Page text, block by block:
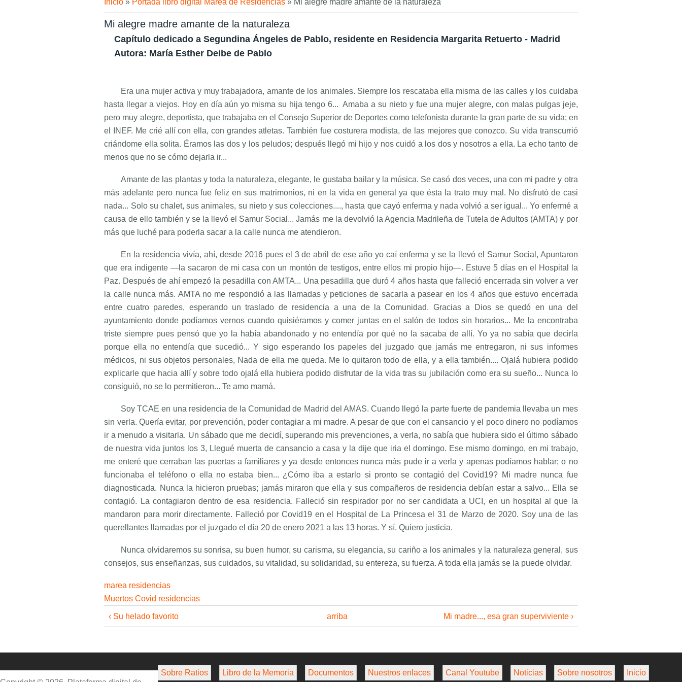
Mi alegre madre amante de la naturaleza
Capítulo dedicado a Segundina Ángeles de Pablo, residente en Residencia Margarita Retuerto - Madrid
Autora: María Esther Deibe de Pablo
Era una mujer activa y muy trabajadora, amante de los animales. Siempre los rescataba ella misma de las calles y los cuidaba
hasta llegar a viejos. Hoy en día aún yo misma su hija tengo 6... Amaba a su nieto y fue una mujer alegre, con malas pulgas jeje,
pero muy alegre, deportista, que trabajaba en el Consejo Superior de Deportes como telefonista durante la gran parte de su vida; en
el INEF. Me crié allí con ella, con grandes atletas. También fue costurera modista, de las mejores que conozco. Su vida transcurrió
criándome ella solita. Éramos las dos y los peludos; después llegó mi hijo y nos cuidó a los dos y nosotros a ella. La echo tanto de
menos que no se cómo dejarla ir...
Amante de las plantas y toda la naturaleza, elegante, le gustaba bailar y la música. Se casó dos veces, una con mi padre y otra
más adelante pero nunca fue feliz en sus matrimonios, ni en la vida en general ya que ésta la trato muy mal. No disfrutó de casi
nada... Solo su chalet, sus animales, su nieto y sus colecciones...., hasta que cayó enferma y nada volvió a ser igual... Yo enfermé a
causa de ello también y se la llevó el Samur Social... Jamás me la devolvió la Agencia Madrileña de Tutela de Adultos (AMTA) y por
más que luché para poderla sacar a la calle nunca me atendieron.
En la residencia vivía, ahí, desde 2016 pues el 3 de abril de ese año yo caí enferma y se la llevó el Samur Social, Apuntaron
que era indigente —la sacaron de mi casa con un montón de testigos, entre ellos mi propio hijo—. Estuve 5 días en el Hospital la
Paz. Después de ahí empezó la pesadilla con AMTA... Una pesadilla que duró 4 años hasta que falleció encerrada sin volver a ver
la calle nunca más. AMTA no me respondió a las llamadas y peticiones de sacarla a pasear en los 4 años que estuvo encerrada
entre cuatro paredes, esperando un traslado de residencia a una de la Comunidad. Gracias a Dios se quedó en una del
ayuntamiento donde podíamos vernos cuando quisiéramos y comer juntas en el salón de todos sin horarios... Me la encontraba
triste siempre pues pensó que yo la había abandonado y no entendía por qué no la sacaba de allí. Yo ya no sabía que decirla
porque ella no entendía que sucedió... Y sigo esperando los papeles del juzgado que jamás me entregaron, ni sus informes
médicos, ni sus objetos personales, Nada de ella me queda. Me lo quitaron todo de ella, y a ella también.... Ojalá hubiera podido
explicarle que hacia allí y sobre todo ojalá ella hubiera podido disfrutar de la vida tras su jubilación como era su sueño... Nunca lo
consiguió, no se lo permitieron... Te amo mamá.
Soy TCAE en una residencia de la Comunidad de Madrid del AMAS. Cuando llegó la parte fuerte de pandemia llevaba un mes
sin verla. Quería evitar, por prevención, poder contagiar a mi madre. A pesar de que con el cansancio y el poco dinero no podíamos
ir a menudo a visitarla. Un sábado que me decidí, superando mis prevenciones, a verla, no sabía que hubiera sido el último sábado
de nuestra vida juntos los 3, Llegué muerta de cansancio a casa y la dije que iria el domingo. Ese mismo domingo, en mi trabajo,
me enteré que cerraban las puertas a familiares y ya desde entonces nunca más pude ir a verla y apenas podíamos hablar; o no
funcionaba el teléfono o ella no estaba bien... ¿Cómo iba a estarlo si pronto se contagió del Covid19? Mi madre nunca fue
diagnosticada. Nunca la hicieron pruebas; jamás miraron que ella y sus compañeros de residencia debían estar a salvo... Ella se
contagió. La contagiaron dentro de esa residencia. Falleció sin respirador por no ser candidata a UCI, en un hospital al que la
mandaron para morir directamente. Falleció por Covid19 en el Hospital de La Princesa el 31 de Marzo de 2020. Soy una de las
querellantes llamadas por el juzgado el día 20 de enero 2021 a las 13 horas. Y sí. Quiero justicia.
Nunca olvidaremos su sonrisa, su buen humor, su carisma, su elegancia, su cariño a los animales y la naturaleza general, sus
consejos, sus enseñanzas, sus cuidados, su vitalidad, su solidaridad, su entereza, su fuerza. A toda ella jamás se la puede olvidar.
marea residencias
Muertos Covid residencias
‹ Su helado favorito
arriba Mi madre..., esa gran superviviente ›
Inicio
Sobre nosotros
Noticias
Canal Youtube
Nuestros enlaces
Documentos
Libro de la Memoria
Sobre Ratios